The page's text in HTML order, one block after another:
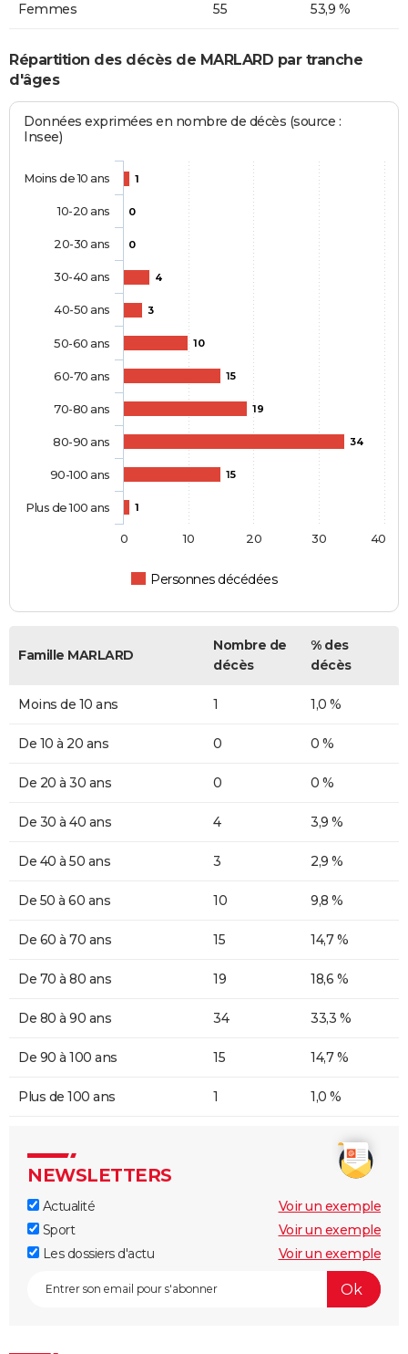
Femmes 55 53,9 %
Répartition des décès de MARLARD par tranche
d'âges
Données exprimées en nombre de décès (source :
Insee)
1
0
0
4
3
10
15
19
34
15
1
Personnes décédées
Moins de 10 ans
10-20 ans
20-30 ans
30-40 ans
40-50 ans
50-60 ans
60-70 ans
70-80 ans
80-90 ans
90-100 ans
Plus de 100 ans
0 10 20 30 40
Famille MARLARD
Nombre de
décès
% des
décès
Moins de 10 ans 1 1,0 %
De 10 à 20 ans 0 0 %
De 20 à 30 ans 0 0 %
De 30 à 40 ans 4 3,9 %
De 40 à 50 ans 3 2,9 %
De 50 à 60 ans 10 9,8 %
De 60 à 70 ans 15 14,7 %
De 70 à 80 ans 19 18,6 %
De 80 à 90 ans 34 33,3 %
De 90 à 100 ans 15 14,7 %
Plus de 100 ans 1 1,0 %
NEWSLETTERS
Actualité
Voir un exemple
Sport
Voir un exemple
Les dossiers d'actu
Voir un exemple